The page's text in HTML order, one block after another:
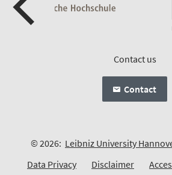
Contact us
Contact
© 2026: Leibniz University
Data Privacy
Disclaimer